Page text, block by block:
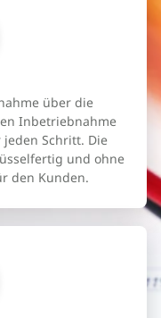
über die
Inbetriebnahme
Schritt. Die
und ohne
den Kunden.